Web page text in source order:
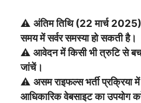
⚠️ अंतिम तिथि (22 मार्च
समय में सर्वर समस्या हो सकती है।
⚠️ आवेदन में किसी भी त्रुटि से
जांचें।
⚠️ असम राइफल्स भर्ती
आधिकारिक वेबसाइट का उपयोग